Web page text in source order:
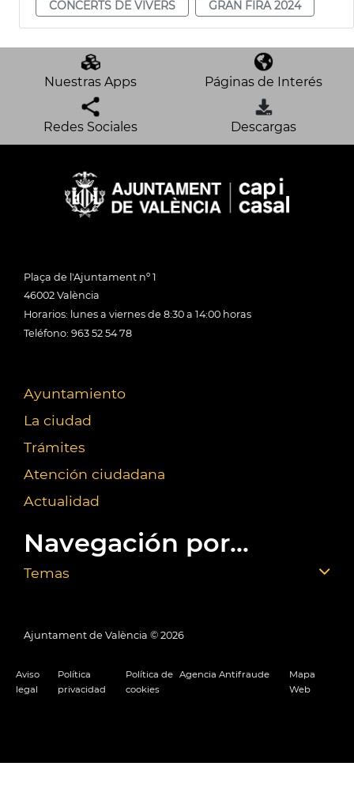
CONCERTS DE VIVERS
GRAN FIRA 2024
Nuestras Apps Páginas de Interés
Redes Sociales Descargas
Plaça de l'Ajuntament nº 1
46002 València
Horarios: lunes a viernes de 8:30 a 14:00 horas
Teléfono: 963 52 54 78
Ayuntamiento
La ciudad
Trámites
Atención ciudadana
Actualidad
Navegación por...
Temas
Ajuntament de València © 2026
Aviso
legal
Política
privacidad
Política de
cookies
Agencia Antifraude
Mapa
Web